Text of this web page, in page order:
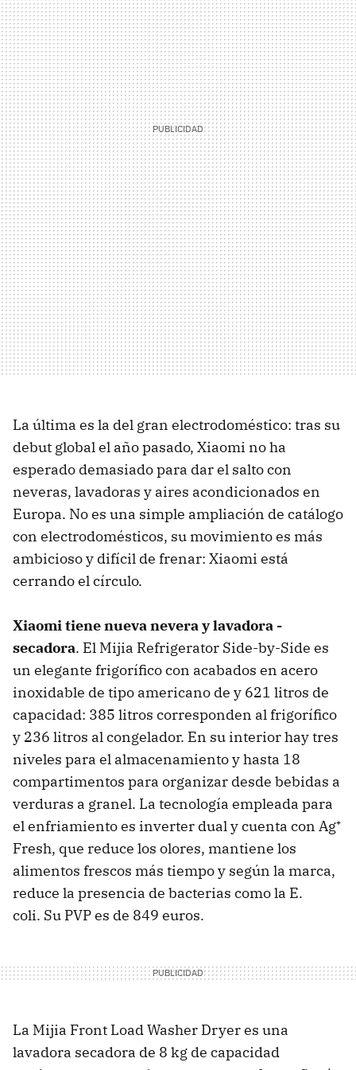
La última es la del gran electrodoméstico: tras su
debut global el año pasado, Xiaomi no ha
esperado demasiado para dar el salto con
neveras, lavadoras y aires acondicionados en
Europa. No es una simple ampliación de catálogo
con electrodomésticos, su movimiento es más
ambicioso y difícil de frenar: Xiaomi está
cerrando el círculo.
Xiaomi tiene nueva nevera y lavadora -
secadora. El Mijia Refrigerator Side-by-Side es
un elegante frigorífico con acabados en acero
inoxidable de tipo americano de y 621 litros de
capacidad: 385 litros corresponden al frigorífico
y 236 litros al congelador. En su interior hay tres
niveles para el almacenamiento y hasta 18
compartimentos para organizar desde bebidas a
verduras a granel. La tecnología empleada para
el enfriamiento es inverter dual y cuenta con Ag⁺
Fresh, que reduce los olores, mantiene los
alimentos frescos más tiempo y según la marca,
reduce la presencia de bacterias como la E.
coli. Su PVP es de 849 euros.
La Mijia Front Load Washer Dryer es una
lavadora secadora de 8 kg de capacidad